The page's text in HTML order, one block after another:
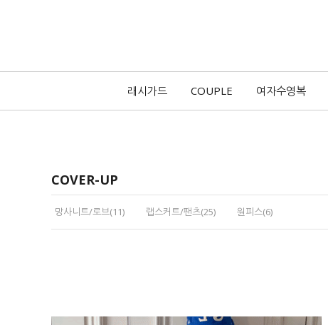
래시가드 COUPLE 여자수영복
COVER-UP
망사니트/로브(11) 랩스커트/팬츠(25) 원피스(6)